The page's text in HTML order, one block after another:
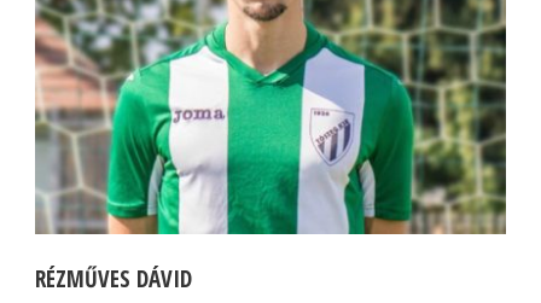
RÉZMŰVES DÁVID